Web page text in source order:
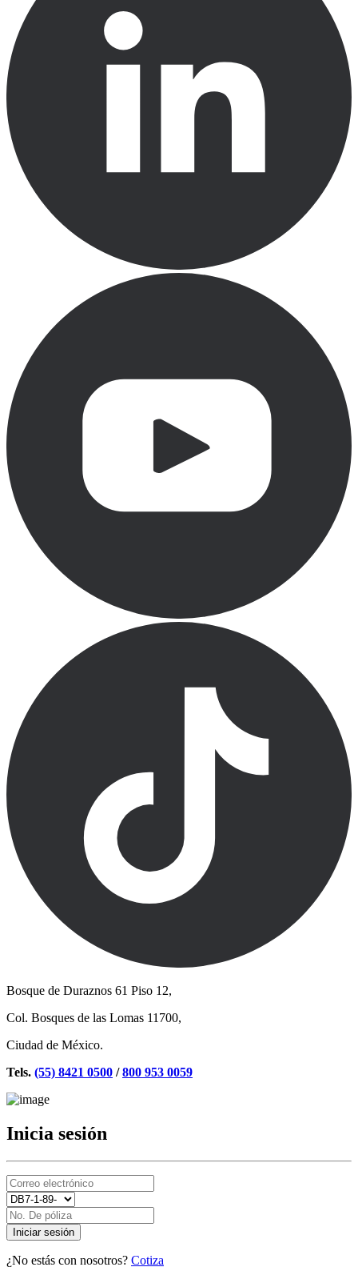
Bosque de Duraznos 61 Piso 12,
Col. Bosques de las Lomas 11700,
Ciudad de México.
Tels. (55) 8421 0500 /800 953 0059
Inicia sesión
Iniciar sesión
¿No estás con nosotros? Cotiza